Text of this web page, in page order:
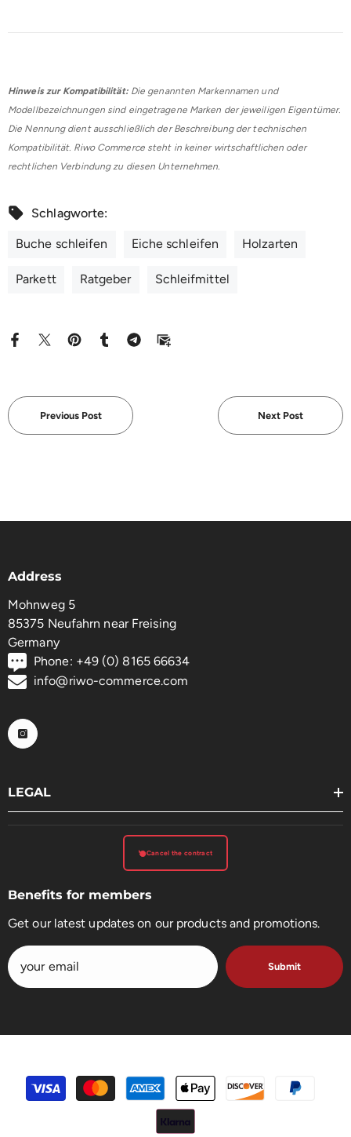
Hinweis zur Kompatibilität:Die genannten Markennamen und
Modellbezeichnungen sind eingetragene Marken der jeweiligen Eigentümer.
Die Nennung dient ausschließlich der Beschreibung der technischen
Kompatibilität. Riwo Commerce steht in keiner wirtschaftlichen oder
rechtlichen Verbindung zu diesen Unternehmen.
Schlagworte:
Buche schleifen Eiche schleifen Holzarten
Parkett Ratgeber Schleifmittel
Previous Post Next Post
Address
Mohnweg 5
85375 Neufahrn near Freising
Germany
Phone: +49 (0) 8165 66634
info@riwo-commerce.com
LEGAL
Cancel the contract
Benefits for members
Get our latest updates on our products and promotions.
Submit
payment
methods